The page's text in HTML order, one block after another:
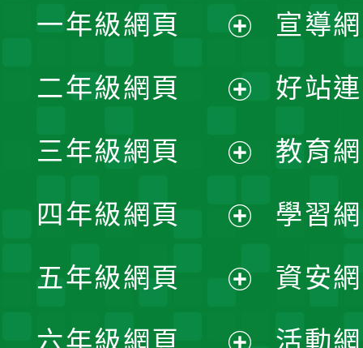
一年級網頁
開
選
單
二年級網頁
開
選
單
三年級網頁
開
選
單
四年級網頁
開
五年級網頁
六年級網頁
宣導
好站
教育
學習
資安
活動